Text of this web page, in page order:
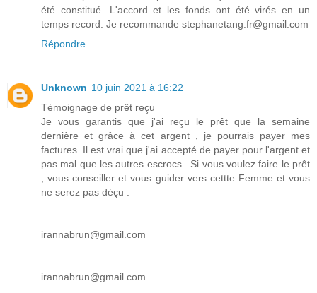
été constitué. L'accord et les fonds ont été virés en un
temps record. Je recommande stephanetang.fr@gmail.com
Répondre
Unknown 10 juin 2021 à 16:22
Témoignage de prêt reçu
Je vous garantis que j'ai reçu le prêt que la semaine
dernière et grâce à cet argent , je pourrais payer mes
factures. Il est vrai que j'ai accepté de payer pour l'argent et
pas mal que les autres escrocs . Si vous voulez faire le prêt
, vous conseiller et vous guider vers cettte Femme et vous
ne serez pas déçu .
irannabrun@gmail.com
irannabrun@gmail.com